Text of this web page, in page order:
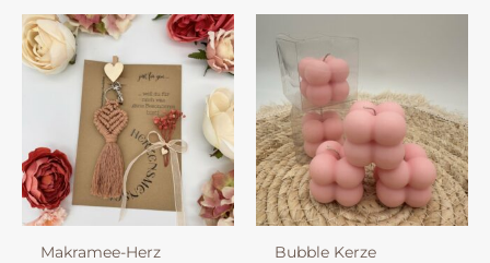
Makramee-Herz
Bubble Kerze